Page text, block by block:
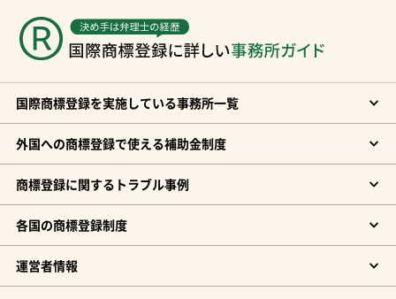
国際商標登録を実施している事務所一覧
外国への商標登録で使える補助金制度
商標登録に関するトラブル事例
各国の商標登録制度
運営者情報